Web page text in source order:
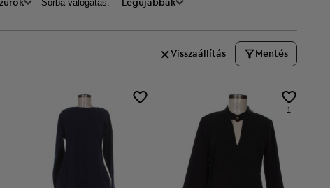
Sorba válogatás: Legújabbak
Visszaállítás Mentés
1